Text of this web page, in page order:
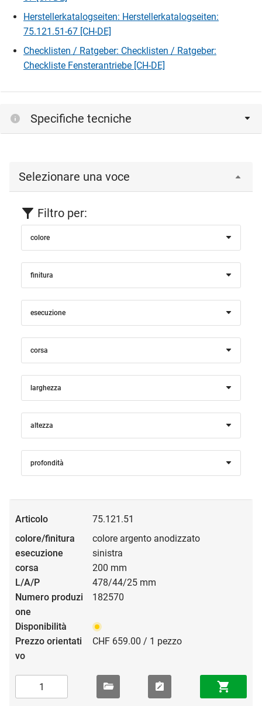
Herstellerkatalogseiten: Herstellerkatalogseiten:
75.121.51-67 [CH-DE]
Checklisten / Ratgeber: Checklisten / Ratgeber:
Checkliste Fensterantriebe [CH-DE]
Specifiche tecniche
Selezionare una voce
Filtro per:
colore
finitura
esecuzione
corsa
larghezza
altezza
profondità
75.121.51
colore argento anodizzato
sinistra
200 mm
478/44/25 mm
182570
CHF 659.00 / 1 pezzo